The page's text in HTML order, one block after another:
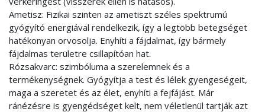
Ametisz: Fizikai szinten az ametiszt széles spektrumú
gyógyító energiával rendelkezik, így a legtöbb betegséget
hatékonyan orvosolja. Enyhíti a fájdalmat, így bármely
fájdalmas területre csillapítóan hat.
Rózsakvarc: szimbóluma a szerelemnek és a
termékenységnek. Gyógyítja a test és lélek gyengeségeit,
maga a szeretet és az élet, enyhíti a fejfájást. Már
ránézésre is gyengédséget kelt, nem véletlenül tartják azt